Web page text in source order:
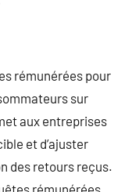
rémunérées pour
sur
aux entreprises
et d’ajuster
des retours reçus.
rémunérées